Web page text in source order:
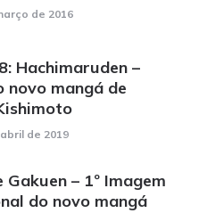
de 2016
Hachimaruden –
novo mangá de
de 2019
Gakuen – 1º Imagem
do novo mangá